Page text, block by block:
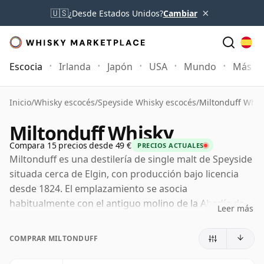
🇺🇸¿Desde Estados Unidos?Cambiar ×
Escocia Irlanda Japón USA Mundo Más
Inicio/Whisky escocés/Speyside Whisky escocés/Miltonduff
Miltonduff Whisky
Compara 15 precios desde 49 € PRECIOS ACTUALES
Miltonduff es una destilería de single malt de Speyside
situada cerca de Elgin, con producción bajo licencia
desde 1824. El emplazamiento se asocia
habitualmente con el antiguo molino de la Abadía de
refleja la larga vinculación de la zona con la agricultura
Leer más
COMPRAR MILTONDUFF